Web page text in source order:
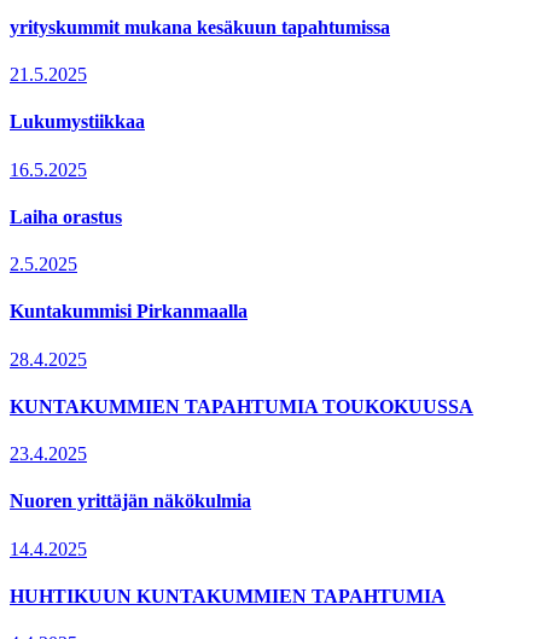
yrityskummit mukana kesäkuun tapahtumissa
21.5.2025
Lukumystiikkaa
16.5.2025
Laiha orastus
2.5.2025
Kuntakummisi Pirkanmaalla
28.4.2025
KUNTAKUMMIEN TAPAHTUMIA TOUKOKUUSSA
23.4.2025
Nuoren yrittäjän näkökulmia
14.4.2025
HUHTIKUUN KUNTAKUMMIEN TAPAHTUMIA